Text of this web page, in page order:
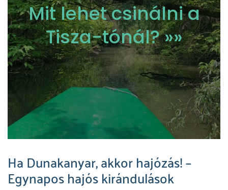
Mit lehet csinálni a
Tisza-tónál? »»
Ha Dunakanyar, akkor hajózás! –
Egynapos hajós kirándulások